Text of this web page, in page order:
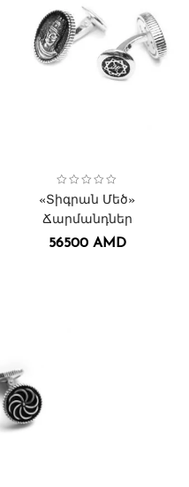
«Տիգրան Մեծ»
Ճարմանդներ
56500 AMD